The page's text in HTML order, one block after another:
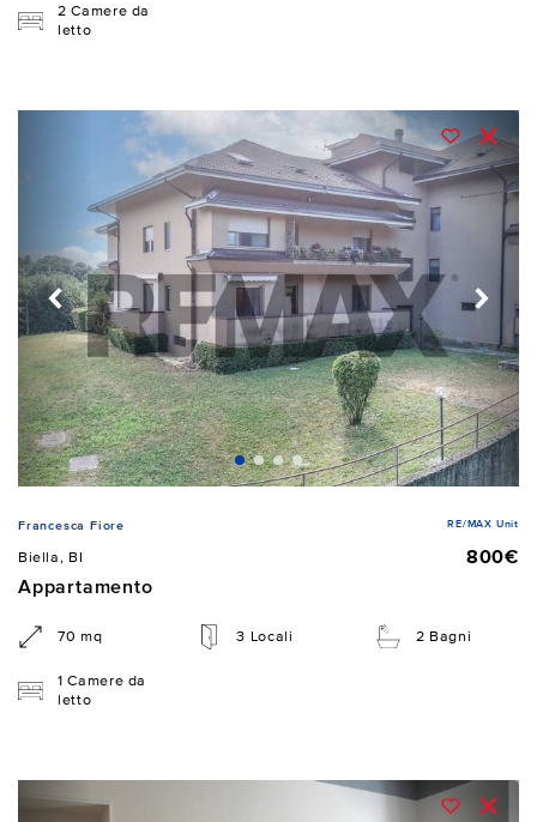
2 Camere da
letto
Francesca Fiore RE/MAX Unit
Biella, BI
800€
Appartamento
70 mq 3 Locali 2 Bagni
1 Camere da
letto